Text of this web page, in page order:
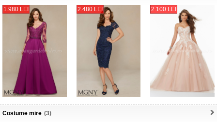
1.980 LEI 2.480 LEI 2.100 LEI
Costume mire (3)